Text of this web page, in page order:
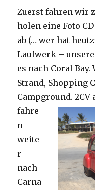
Zuerst fahren wir
holen eine Foto
ab (… wer hat
Laufwerk –
es nach Coral
Strand, Shopping
Campground.2CV
fahre
n
weite
r
nach
Carna